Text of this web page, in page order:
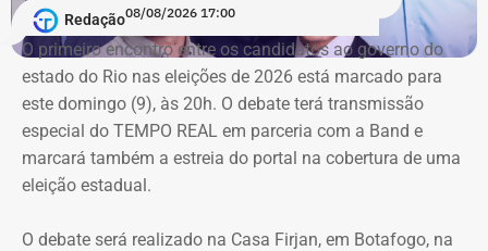
Redação08/08/2026 17:00
O primeiro encontro entre os candidatos ao ⁠governo do
estado do Rio nas eleições de 2026 está marcado para
este domingo (9), às 20h. O debate terá transmissão
especial do TEMPO REAL em parceria com a Band e
marcará também a estreia do portal na cobertura de uma
eleição estadual.
O debate será realizado na Casa Firjan, em Botafogo, na